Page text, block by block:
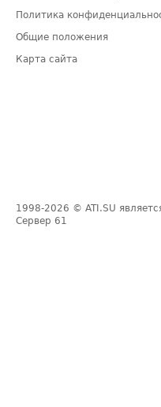
Политика
Общие положения
Карта сайта
1998-2026 © ATI.SU
Сервер 61